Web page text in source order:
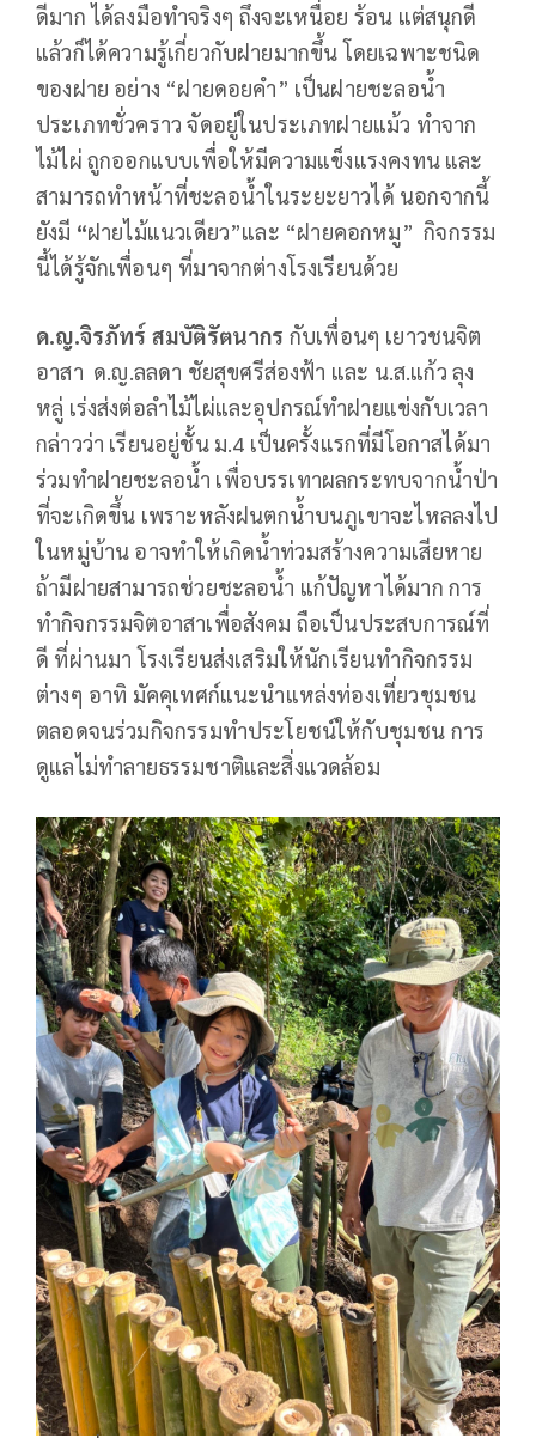
ดีมาก ได้ลงมือทำจริงๆ ถึงจะเหนื่อย ร้อน แต่สนุกดี
แล้วก็ได้ความรู้เกี่ยวกับฝายมากขึ้น โดยเฉพาะชนิด
ของฝาย อย่าง “ฝายดอยคำ” เป็นฝายชะลอน้ำ
ประเภทชั่วคราว จัดอยู่ในประเภทฝายแม้ว ทำจาก
ไม้ไผ่ ถูกออกแบบเพื่อให้มีความแข็งแรงคงทน และ
สามารถทำหน้าที่ชะลอน้ำในระยะยาวได้ นอกจากนี้
ยังมี “ฝายไม้แนวเดียว”และ “ฝายคอกหมู” กิจกรรม
นี้ได้รู้จักเพื่อนๆ ที่มาจากต่างโรงเรียนด้วย
ด.ญ.จิรภัทร์ สมบัติรัตนากร กับเพื่อนๆ เยาวชนจิต
อาสา ด.ญ.ลลดา ชัยสุขศรีส่องฟ้า และ น.ส.แก้ว ลุง
หลู่ เร่งส่งต่อลำไม้ไผ่และอุปกรณ์ทำฝายแข่งกับเวลา
กล่าวว่า เรียนอยู่ชั้น ม.4 เป็นครั้งแรกที่มีโอกาสได้มา
ร่วมทำฝายชะลอน้ำ เพื่อบรรเทาผลกระทบจากน้ำป่า
ที่จะเกิดขึ้น เพราะหลังฝนตกน้ำบนภูเขาจะไหลลงไป
ในหมู่บ้าน อาจทำให้เกิดน้ำท่วมสร้างความเสียหาย
ถ้ามีฝายสามารถช่วยชะลอน้ำ แก้ปัญหาได้มาก การ
ทำกิจกรรมจิตอาสาเพื่อสังคม ถือเป็นประสบการณ์ที่
ดี ที่ผ่านมา โรงเรียนส่งเสริมให้นักเรียนทำกิจกรรม
ต่างๆ อาทิ มัคคุเทศก์แนะนำแหล่งท่องเที่ยวชุมชน
ตลอดจนร่วมกิจกรรมทำประโยชน์ให้กับชุมชน การ
ดูแลไม่ทำลายธรรมชาติและสิ่งแวดล้อม